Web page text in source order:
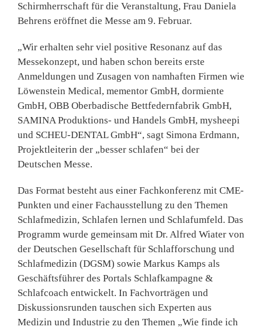
Schirmherrschaft für die Veranstaltung, Frau Daniela
Behrens eröffnet die Messe am 9. Februar.
„Wir erhalten sehr viel positive Resonanz auf das
Messekonzept, und haben schon bereits erste
Anmeldungen und Zusagen von namhaften Firmen wie
Löwenstein Medical, mementor GmbH, dormiente
GmbH, OBB Oberbadische Bettfedernfabrik GmbH,
SAMINA Produktions- und Handels GmbH, mysheepi
und SCHEU-DENTAL GmbH“, sagt Simona Erdmann,
Projektleiterin der „besser schlafen“ bei der
Deutschen Messe.
Das Format besteht aus einer Fachkonferenz mit CME-
Punkten und einer Fachausstellung zu den Themen
Schlafmedizin, Schlafen lernen und Schlafumfeld. Das
Programm wurde gemeinsam mit Dr. Alfred Wiater von
der Deutschen Gesellschaft für Schlafforschung und
Schlafmedizin (DGSM) sowie Markus Kamps als
Geschäftsführer des Portals Schlafkampagne &
Schlafcoach entwickelt. In Fachvorträgen und
Diskussionsrunden tauschen sich Experten aus
Medizin und Industrie zu den Themen „Wie finde ich